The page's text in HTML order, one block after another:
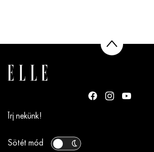
Írj nekünk!
Sötét mód